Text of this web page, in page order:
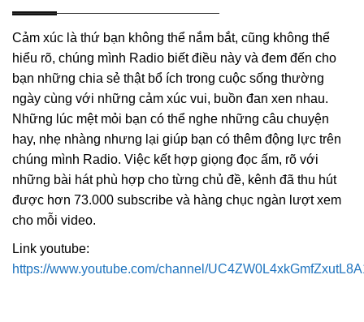
Cảm xúc là thứ bạn không thể nắm bắt, cũng không thể
hiểu rõ, chúng mình Radio biết điều này và đem đến cho
bạn những chia sẻ thật bổ ích trong cuộc sống thường
ngày cùng với những cảm xúc vui, buồn đan xen nhau.
Những lúc mệt mỏi bạn có thể nghe những câu chuyện
hay, nhẹ nhàng nhưng lại giúp bạn có thêm động lực trên
chúng mình Radio. Việc kết hợp giọng đọc ấm, rõ với
những bài hát phù hợp cho từng chủ đề, kênh đã thu hút
được hơn 73.000 subscribe và hàng chục ngàn lượt xem
cho mỗi video.
Link youtube:
https://www.youtube.com/channel/